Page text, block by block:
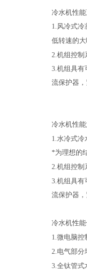
冷水机性
1. 风冷式
低转速的
2.机组控制
3.机组具有
流保护器
冷水机性
1.水冷式冷
*为理想的
2.机组控制
3.机组具有
流保护器
冷水机性
1.微电脑控
2.电气部
3.全钛管式